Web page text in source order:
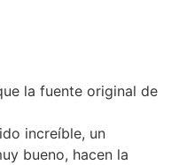
la fuente original de
increíble, un
bueno, hacen la